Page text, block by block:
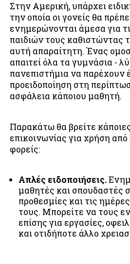
Στην Αμερική, υπάρχει
την οποία οι γονείς θα
ενημερώνονται άμεσα για
παιδιών τους καθιστώντας
αυτή απαραίτητη. Ένας
απαιτεί όλα τα γυμνάσια -
πανεπιστήμια να παρέχουν
προειδοποίηση στη
ασφάλεια κάποιου μαθητή.
Παρακάτω θα βρείτε
επικοινωνίας για χρήση
φορείς:
Απλές ειδοποιήσεις.
μαθητές και σπουδαστές
προθεσμίες και τις
τους. Μπορείτε να τους
επίσης για εργασίες,
και οτιδήποτε άλλο